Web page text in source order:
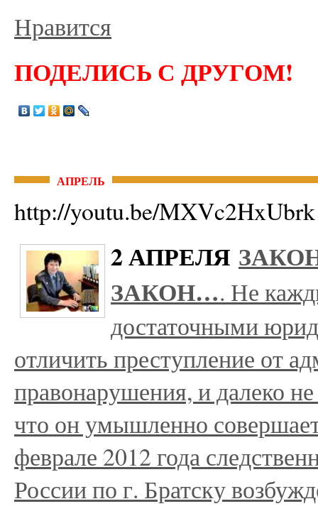
Нравится
ПОДЕЛИСЬ С ДРУГОМ!
АПРЕЛЬ
http://youtu.be/MXVc2HxUbrk
2 АПРЕЛЯ
ЗАКОН…. Не
достаточными
отличить преступление от
правонарушения, и далеко
что он умышленно
феврале 2012 года
России по г. Братску